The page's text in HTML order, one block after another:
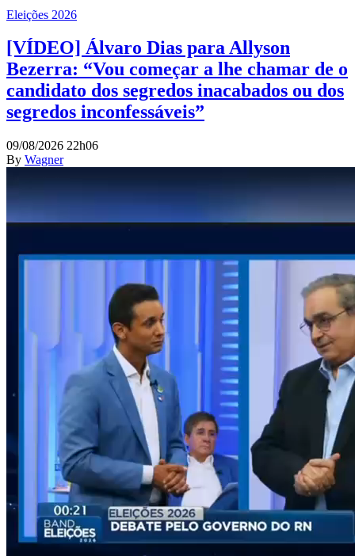
Eleições 2026
[VÍDEO] Álvaro Dias para Allyson
Bezerra: “Vou começar a lhe chamar de o
candidato dos segredos inacabados ou dos
segredos inconfessáveis”
09/08/2026 22h06
By Wagner